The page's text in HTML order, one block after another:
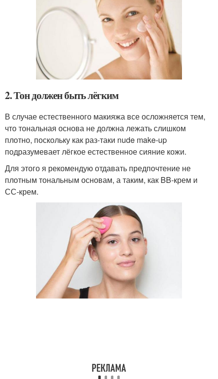
2. Тон должен быть лёгким
В случае естественного макияжа все осложняется тем,
что тональная основа не должна лежать слишком
плотно, поскольку как раз-таки nude make-up
подразумевает лёгкое естественное сияние кожи.
Для этого я рекомендую отдавать предпочтение не
плотным тональным основам, а таким, как BB-крем и
СС-крем.